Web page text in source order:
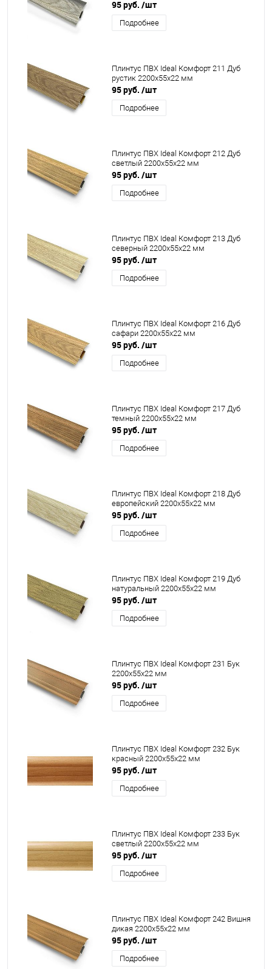
95 руб. /шт
Подробнее
Плинтус ПВХ Ideal Комфорт 211 Дуб
рустик 2200x55x22 мм
95 руб. /шт
Подробнее
Плинтус ПВХ Ideal Комфорт 212 Дуб
светлый 2200x55x22 мм
95 руб. /шт
Подробнее
Плинтус ПВХ Ideal Комфорт 213 Дуб
северный 2200x55x22 мм
95 руб. /шт
Подробнее
Плинтус ПВХ Ideal Комфорт 216 Дуб
сафари 2200x55x22 мм
95 руб. /шт
Подробнее
Плинтус ПВХ Ideal Комфорт 217 Дуб
темный 2200x55x22 мм
95 руб. /шт
Подробнее
Плинтус ПВХ Ideal Комфорт 218 Дуб
европейский 2200x55x22 мм
95 руб. /шт
Подробнее
Плинтус ПВХ Ideal Комфорт 219 Дуб
натуральный 2200x55x22 мм
95 руб. /шт
Подробнее
Плинтус ПВХ Ideal Комфорт 231 Бук
2200x55x22 мм
95 руб. /шт
Подробнее
Плинтус ПВХ Ideal Комфорт 232 Бук
красный 2200x55x22 мм
95 руб. /шт
Подробнее
Плинтус ПВХ Ideal Комфорт 233 Бук
светлый 2200x55x22 мм
95 руб. /шт
Подробнее
Плинтус ПВХ Ideal Комфорт 242 Вишня
дикая 2200x55x22 мм
95 руб. /шт
Подробнее